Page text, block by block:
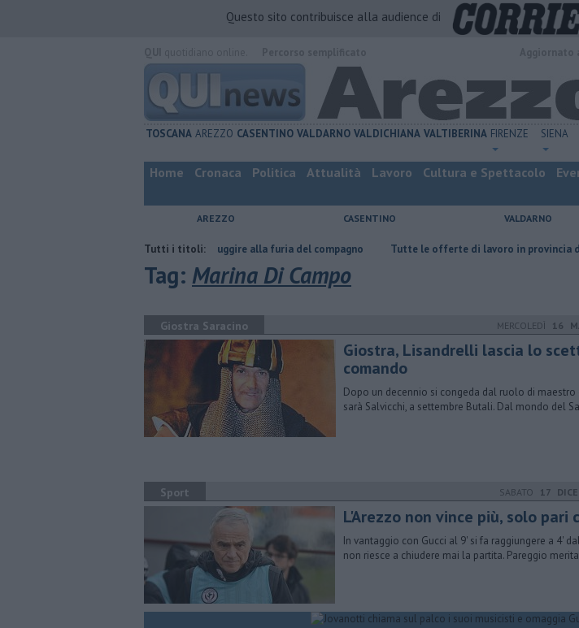
Questo sito contribuisce alla audience di
TOSCANA AREZZO CASENTINO VALDARNO VALDICHIANA VALTIBERINA FIRENZE SIENA
Home Cronaca Politica Attualità Lavoro Cultura e Spettacolo
AREZZO CASENTINO VALDARNO
Tutti i titoli:
Nascosta in un bar per sfuggire alla furia del compagno ​Tutte le offerte di lavoro in provincia di Arezzo
Tag: Marina Di Campo
Giostra Saracino MERCOLEDÌ 16
Giostra, Lisandrelli lascia lo
comando
Dopo un decennio si congeda dal ruolo di maestro
sarà Salvicchi, a settembre Butali. Dal mondo del
Sport SABATO 17
L'Arezzo non vince più, solo pari
In vantaggio con Gucci al 9' si fa raggiungere a 4'
non riesce a chiudere mai la partita. Pareggio